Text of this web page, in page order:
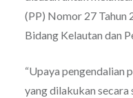
(PP) Nomor 27 Tahun
Bidang Kelautan dan
“Upaya pengendalian
yang dilakukan secara